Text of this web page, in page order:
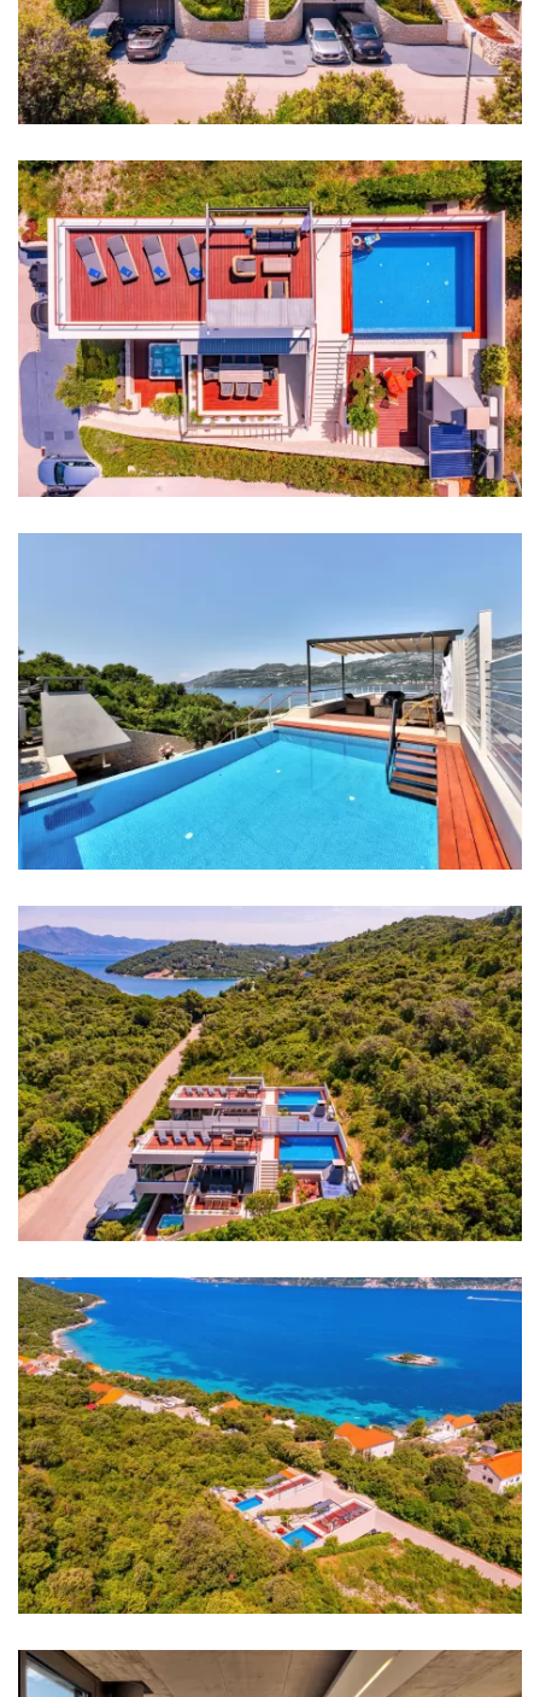
Zabranjeno održavanje zabava
Vez za brodove
Udaljenosti
More: 100 m
Plaža: 100 m
Restoran: 1 km
Kafić: 1 km
Noćni klub: 6 km
Ljekarna: 6 km
Bolnica: 6 km
Trgovina: 1,5 km
Supermarket: 6 km
Banka: 6 km
Bankomat: 6 km
Autobusna stanica: 6 km
Autobusni kolodvor: 6 km
Marina: 6 km
Trajektna luka: 6 km
Zračna luka: 150 km
Sobe
Soba 1: Bračni krevet: 1
Soba 2: Bračni krevet: 1